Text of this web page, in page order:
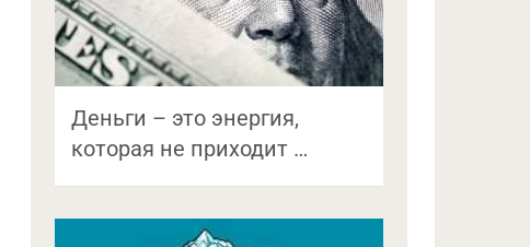
Деньги – это энергия,
которая не приходит …